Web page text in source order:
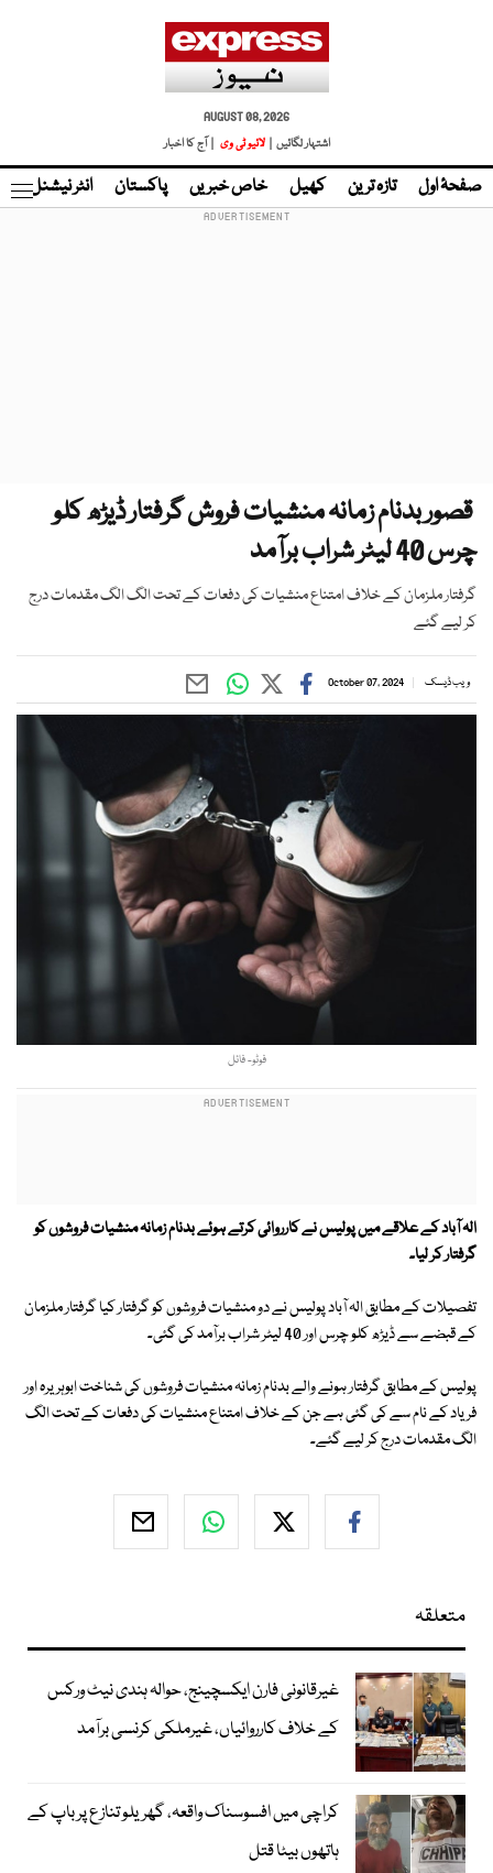
AUGUST 08, 2026
اشتہار لگائیں |
لائیو ٹی وی | آج کا اخبار
صفحۂ اول تازہ ترین کھیل خاص خبریں پاکستان انٹر نیشنل
قصور بدنام زمانہ منشیات فروش گرفتار ڈیڑھ کلو
چرس 40 لیٹر شراب برآمد
گرفتار ملزمان کے خلاف امتناع منشیات کی دفعات کے تحت الگ الگ مقدمات درج
کر لیے گئے
ویب ڈیسک October 07, 2024
فوٹو- فائل
الہ آباد کے علاقے میں پولیس نے کارروائی کرتے ہوئے بدنام زمانہ منشیات فروشوں کو
گرفتار کر لیا۔
تفصیلات کے مطابق الہ آباد پولیس نے دو منشیات فروشوں کو گرفتار کیا گرفتار ملزمان
کے قبضے سے ڈیڑھ کلو چرس اور 40 لیٹر شراب برآمد کی گئی۔
پولیس کے مطابق گرفتار ہونے والے بدنام زمانہ منشیات فروشوں کی شناخت ابوہریرہ اور
فریاد کے نام سے کی گئی ہے جن کے خلاف امتناع منشیات کی دفعات کے تحت الگ
الگ مقدمات درج کر لیے گئے۔
متعلقہ
غیرقانونی فارن ایکسچینج، حوالہ ہندی نیٹ ورکس
کے خلاف کارروائیاں، غیرملکی کرنسی برآمد
کراچی میں افسوسناک واقعہ، گھریلو تنازع پر باپ کے
ہاتھوں بیٹا قتل